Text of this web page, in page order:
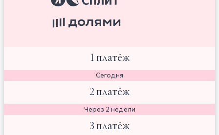
1 платёж
Сегодня
2 платёж
Через 2 недели
3 платёж